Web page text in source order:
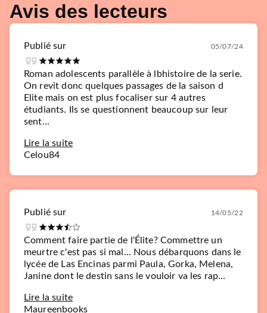
Avis des lecteurs
Publié sur 05/07/24
Roman adolescents parallèle à lbhistoire de la serie.
On revit donc quelques passages de la saison d
Elite mais on est plus focaliser sur 4 autres
étudiants. Ils se questionnent beaucoup sur leur
sent...
Lire la suite
Celou84
Publié sur 14/05/22
Comment faire partie de l'Élite? Commettre un
meurtre c'est pas si mal... Nous débarquons dans le
lycée de Las Encinas parmi Paula, Gorka, Melena,
Janine dont le destin sans le vouloir va les rap...
Lire la suite
Maureenbooks